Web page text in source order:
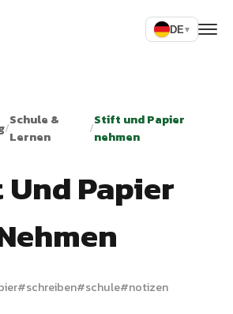
DE▾
/Schule &
Lernen
/Stift und Papier
nehmen
Papier
#schreiben#schule#notizen